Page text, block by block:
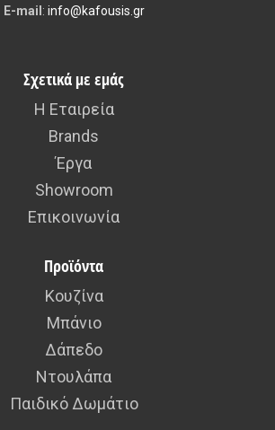
E-mail: info@kafousis.gr
Σχετικά με εμάς
Η Εταιρεία
Brands
Έργα
Showroom
Επικοινωνία
Προϊόντα
Κουζίνα
Μπάνιο
Δάπεδο
Ντουλάπα
Παιδικό Δωμάτιο